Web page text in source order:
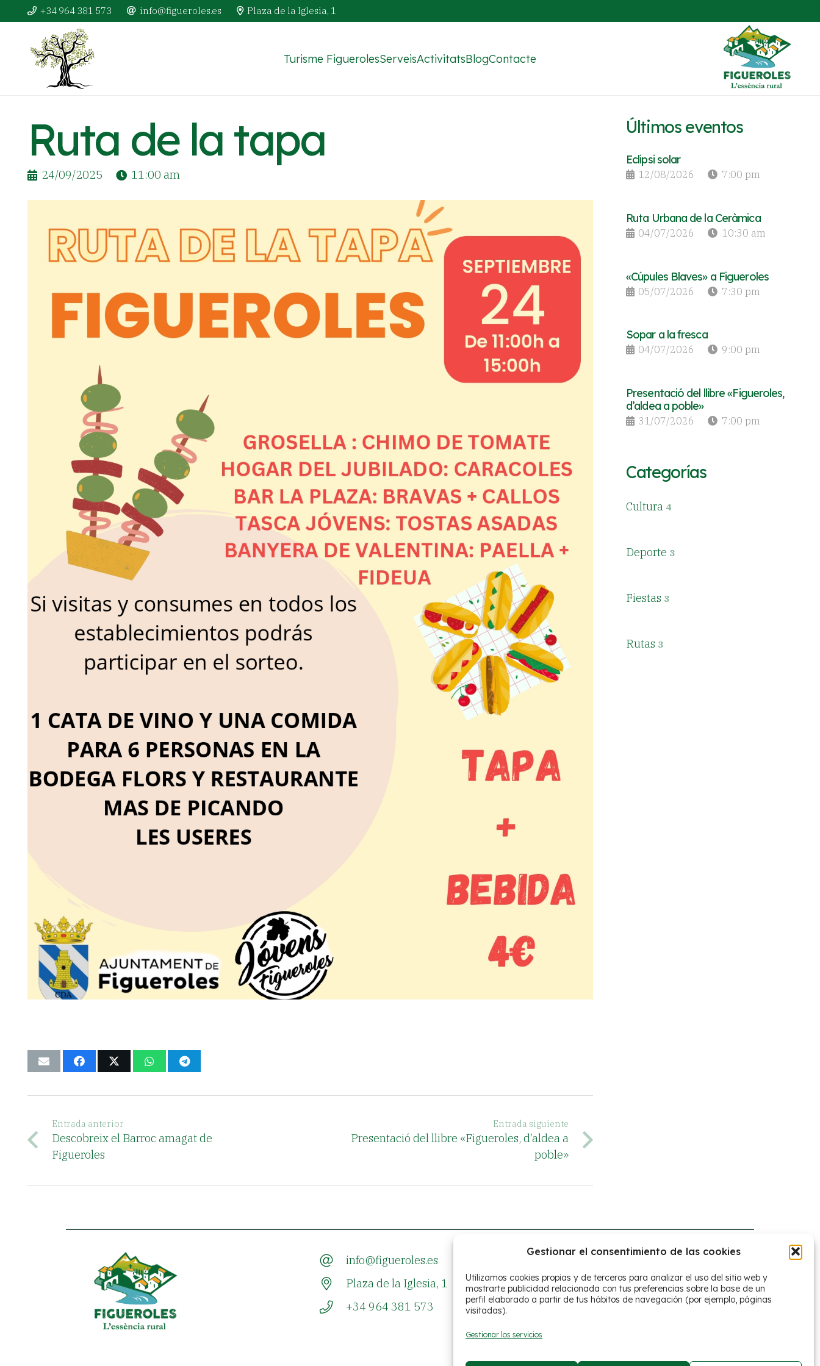
Gestionar el consentimiento de las cookies
Utilizamos cookies propias y de terceros para analizar el uso del sitio web y
mostrarte publicidad relacionada con tus preferencias sobre la base de un
perfil elaborado a partir de tus hábitos de navegación (por ejemplo, páginas
visitadas).
Gestionar los servicios
+34 964 381 573 info@figueroles.es Plaza de la Iglesia, 1
Turisme FiguerolesServeisActivitatsBlogContacte
Ruta de la tapa
24/09/2025 11:00 am
Entrada anterior
Descobreix el Barroc amagat de
Figueroles
Entrada siguiente
Presentació del llibre «Figueroles, d’aldea a
poble»
Últimos eventos
Eclipsi solar
12/08/2026 7:00 pm
Ruta Urbana de la Ceràmica
04/07/2026 10:30 am
«Cúpules Blaves» a Figueroles
05/07/2026 7:30 pm
Sopar a la fresca
04/07/2026 9:00 pm
Presentació del llibre «Figueroles,
d’aldea a poble»
31/07/2026 7:00 pm
Categorías
Cultura 4
Deporte 3
Fiestas 3
Rutas 3
info@figueroles.es
Plaza de la Iglesia, 1
+34 964 381 573